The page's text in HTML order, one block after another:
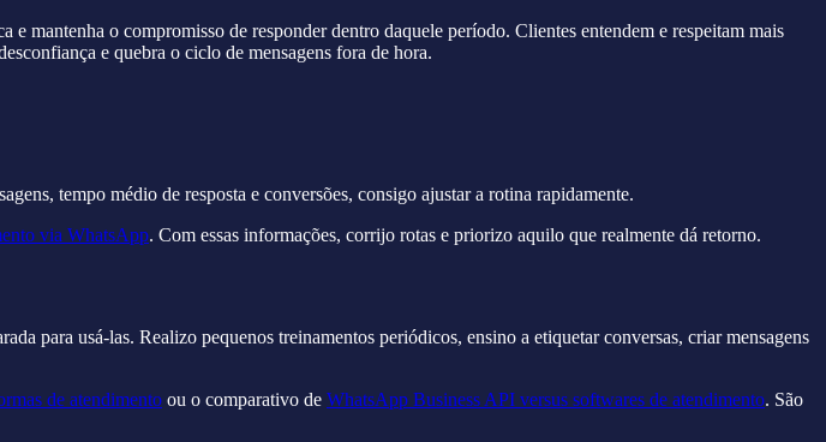
mantenha o compromisso de responder dentro daquele período. Clientes entendem e respeitam mais
e quebra o ciclo de mensagens fora de hora.
tempo médio de resposta e conversões, consigo ajustar a rotina rapidamente.
via WhatsApp. Com essas informações, corrijo rotas e priorizo aquilo que realmente dá retorno.
para usá-las. Realizo pequenos treinamentos periódicos, ensino a etiquetar conversas, criar mensagens
de atendimento ou o comparativo de WhatsApp Business API versus softwares de atendimento. São